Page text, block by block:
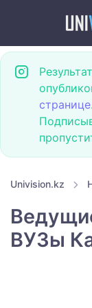
странице.
Univision.kz
ВУЗы